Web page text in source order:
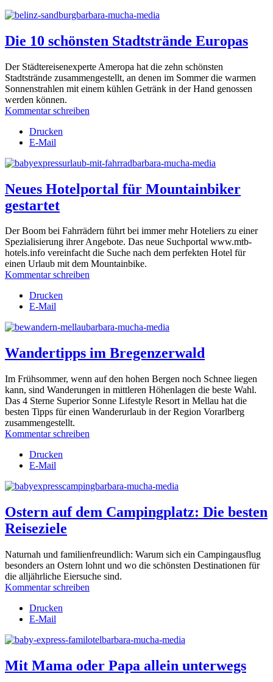
Die 10 schönsten Stadtstrände Europas
Der Städtereisenexperte Ameropa hat die zehn schönsten
Stadtstrände zusammengestellt, an denen im Sommer die warmen
Sonnenstrahlen mit einem kühlen Getränk in der Hand genossen
werden können.
Kommentar schreiben
Drucken
E-Mail
Neues Hotelportal für Mountainbiker
gestartet
Der Boom bei Fahrrädern führt bei immer mehr Hoteliers zu einer
Spezialisierung ihrer Angebote. Das neue Suchportal www.mtb-
hotels.info vereinfacht die Suche nach dem perfekten Hotel für
einen Urlaub mit dem Mountainbike.
Kommentar schreiben
Drucken
E-Mail
Wandertipps im Bregenzerwald
Im Frühsommer, wenn auf den hohen Bergen noch Schnee liegen
kann, sind Wanderungen in mittleren Höhenlagen die beste Wahl.
Das 4 Sterne Superior Sonne Lifestyle Resort in Mellau hat die
besten Tipps für einen Wanderurlaub in der Region Vorarlberg
zusammengestellt.
Kommentar schreiben
Drucken
E-Mail
Ostern auf dem Campingplatz: Die besten
Reiseziele
Naturnah und familienfreundlich: Warum sich ein Campingausflug
besonders an Ostern lohnt und wo die schönsten Destinationen für
die alljährliche Eiersuche sind.
Kommentar schreiben
Drucken
E-Mail
Mit Mama oder Papa allein unterwegs